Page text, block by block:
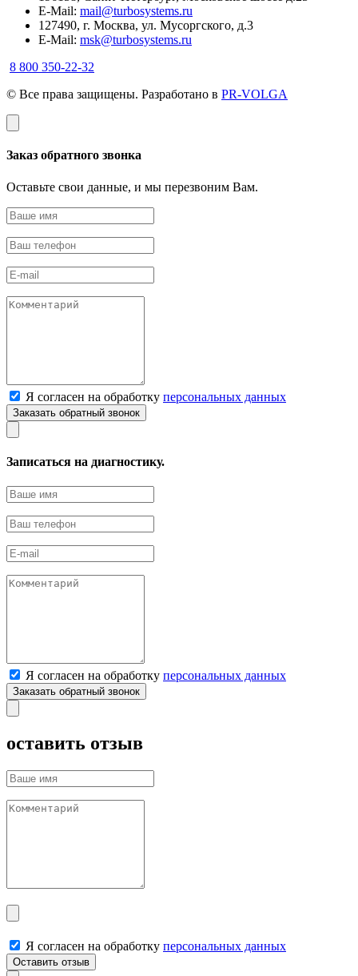
E-Mail: mail@turbosystems.ru
127490, г. Москва, ул. Мусоргского, д.3
E-Mail: msk@turbosystems.ru
8 800 350-22-32
© Все права защищены. Разработано в PR-VOLGA
Заказ обратного звонка
Оставьте свои данные, и мы перезвоним Вам.
Я согласен на обработку персональных данных
Записаться на диагностику.
Я согласен на обработку персональных данных
оставить отзыв
Я согласен на обработку персональных данных